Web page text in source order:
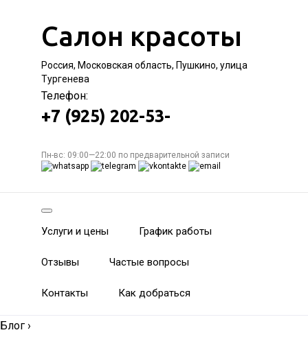
Салон красоты
Россия, Московская область, Пушкино, улица
Тургенева
Телефон:
+7 (925) 202-53-
Пн-вс: 09:00—22:00 по предварительной записи
Услуги и цены График работы
Отзывы Частые вопросы
Контакты Как добраться
Блог ›